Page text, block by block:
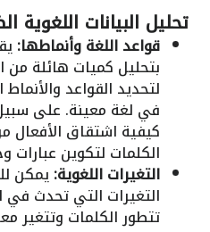
تحليل البيانات اللغوية
قواعد اللغة وأنماطها:
بتحليل كميات هائلة من
لتحديد القواعد
في لغة معينة. على
كيفية اشتقاق الأفعال
الكلمات لتكوين عبارات
التغيرات اللغوية:يمكن
التغيرات التي تحدث في
تتطور الكلمات وتتغير